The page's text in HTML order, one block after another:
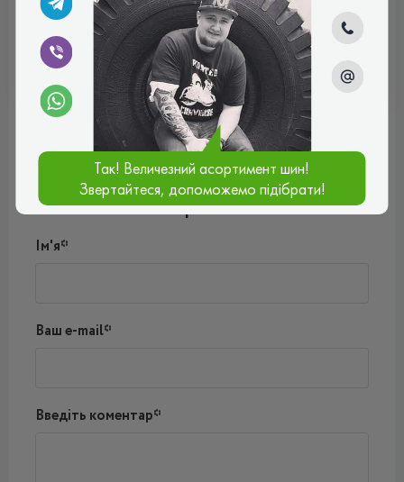
ВСЕСЕЗОННІ
Відгуки (0)
Поки немає коментарів
Написати коментар
Ім'я*
Ваш e-mail*
Введіть коментар*
Так! Величезний асортимент шин!
Звертайтеся, допоможемо підібрати!